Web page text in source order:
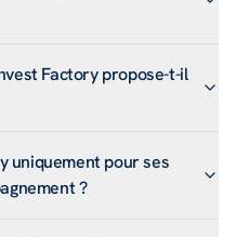
Factory propose-t-il
uniquement pour ses
?